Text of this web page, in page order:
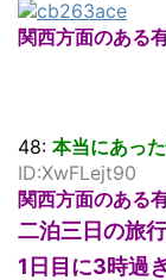
関西方面のある
48: 本当にあっ
ID:XwFLejt90
関西方面のある
二泊三日の旅
1日目に3時過